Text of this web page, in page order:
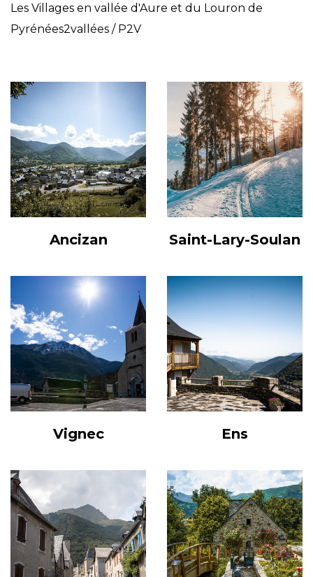
Les Villages en vallée d'Aure et du Louron de
Pyrénées2vallées / P2V
Ancizan Saint-Lary-Soulan
Vignec Ens